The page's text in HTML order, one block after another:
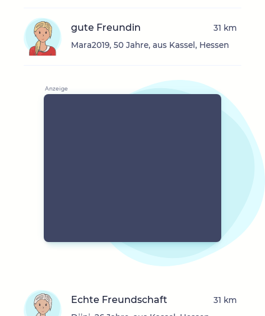
gute Freundin
Mara2019, 50 Jahre, aus Kassel, Hessen
31 km
Echte Freundschaft 31 km